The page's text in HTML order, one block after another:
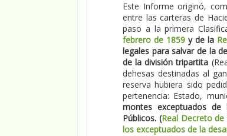
Este Informe originó,
entre las carteras de
paso a la primera
febrero de 1859y de la
legales para salvar de la
de la división tripartita
dehesas destinadas al
reserva hubiera sido
pertenencia: Estado,
montes exceptuados
Públicos. (Real Decreto
los exceptuados de la